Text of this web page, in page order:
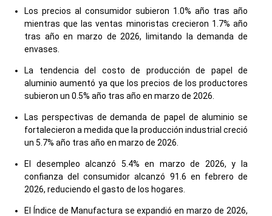
Los precios al consumidor subieron 1.0% año tras año
mientras que las ventas minoristas crecieron 1.7% año
tras año en marzo de 2026, limitando la demanda de
envases.
La tendencia del costo de producción de papel de
aluminio aumentó ya que los precios de los productores
subieron un 0.5% año tras año en marzo de 2026.
Las perspectivas de demanda de papel de aluminio se
fortalecieron a medida que la producción industrial creció
un 5.7% año tras año en marzo de 2026.
El desempleo alcanzó 5.4% en marzo de 2026, y la
confianza del consumidor alcanzó 91.6 en febrero de
2026, reduciendo el gasto de los hogares.
El Índice de Manufactura se expandió en marzo de 2026,